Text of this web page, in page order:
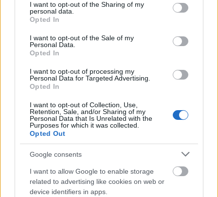
not limited to your visit or usage behaviour. You may click to
grant or deny consent to Google and its third-party tags to
use your data for below specified purposes in below Google
consent section.
I want to opt-out of the Sharing of my
personal data.
Opted In
I want to opt-out of the Sale of my
Personal Data.
Opted In
I want to opt-out of processing my
Personal Data for Targeted Advertising.
Opted In
I want to opt-out of Collection, Use,
Retention, Sale, and/or Sharing of my
Personal Data that Is Unrelated with the
Purposes for which it was collected.
Opted Out
Google consents
I want to allow Google to enable storage
related to advertising like cookies on web or
device identifiers in apps.
Η διοργάνωση
Τα Focus Economics Analyst Forecast Awards